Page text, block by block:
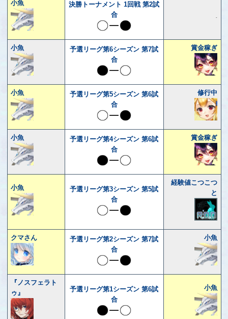
小魚
決勝トーナメント 1回戦 第2試
合
-
小魚
予選リーグ第6シーズン 第7試
合
賞金稼ぎ
小魚
予選リーグ第5シーズン 第6試
合
修行中
小魚
予選リーグ第4シーズン 第6試
合
賞金稼ぎ
小魚
予選リーグ第3シーズン 第5試
合
経験値こつこつ
と
クマさん
予選リーグ第2シーズン 第7試
合
小魚
『ノスフェラト
ゥ』
予選リーグ第1シーズン 第6試
合
小魚